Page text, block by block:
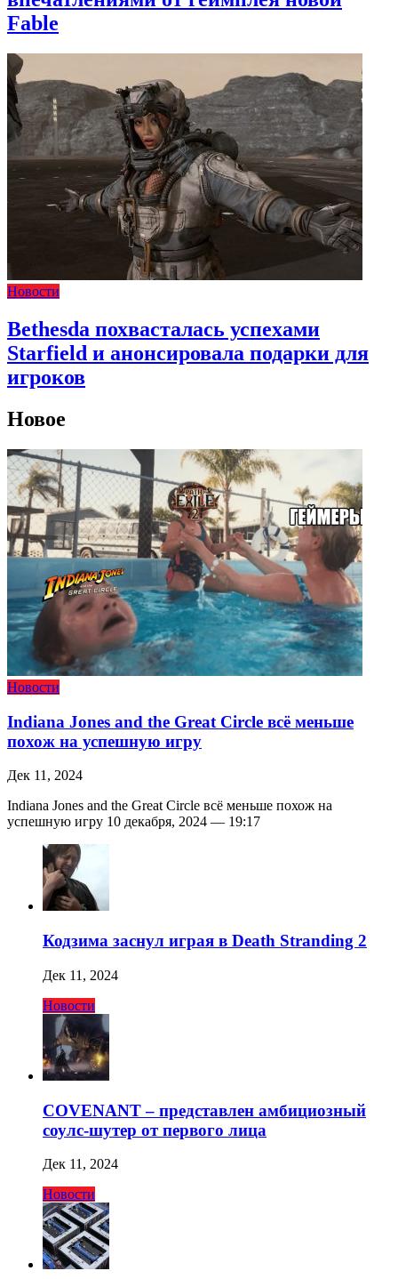
Fable
Новости
Bethesda похвасталась успехами
Starfield и анонсировала подарки для
игроков
Новое
Новости
Indiana Jones and the Great Circle всё меньше
похож на успешную игру
Дек 11, 2024
Indiana Jones and the Great Circle всё меньше похож на
успешную игру 10 декабря, 2024 — 19:17
Кодзима заснул играя в Death Stranding 2
Дек 11, 2024
Новости
COVENANT – представлен амбициозный
соулс-шутер от первого лица
Дек 11, 2024
Новости